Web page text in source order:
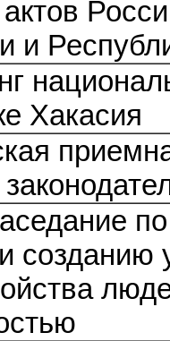
и
Хакасия
созданию